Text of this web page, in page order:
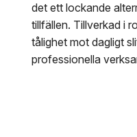
det ett lockande
tillfällen. Tillverkad i
tålighet mot dagligt
professionella